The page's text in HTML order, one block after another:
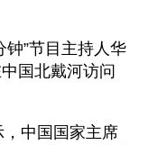
钟”节目主持人华
国北戴河访问
，中国国家主席